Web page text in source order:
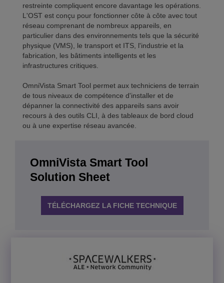
restreinte compliquent encore davantage les opérations.
L'OST est conçu pour fonctionner côte à côte avec tout
réseau comprenant de nombreux appareils, en
particulier dans des environnements tels que la sécurité
physique (VMS), le transport et ITS, l'industrie et la
fabrication, les bâtiments intelligents et les
infrastructures critiques.
OmniVista Smart Tool permet aux techniciens de terrain
de tous niveaux de compétence d'installer et de
dépanner la connectivité des appareils sans avoir
recours à des outils CLI, à des tableaux de bord cloud
ou à une expertise réseau avancée.
OmniVista Smart Tool
Solution Sheet
TÉLÉCHARGEZ LA FICHE TECHNIQUE